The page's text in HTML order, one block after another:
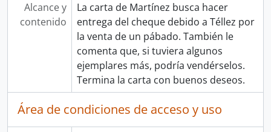
Alcance y
contenido
La carta de Martínez busca hacer
entrega del cheque debido a Téllez por
la venta de un pábado. También le
comenta que, si tuviera algunos
ejemplares más, podría vendérselos.
Termina la carta con buenos deseos.
Área de condiciones de acceso y uso